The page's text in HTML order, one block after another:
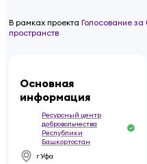
В рамках проекта Голосование за
пространств
Основная
информация
Ресурсный центр
добровольчества
Республики
Башкортостан
г Уфа